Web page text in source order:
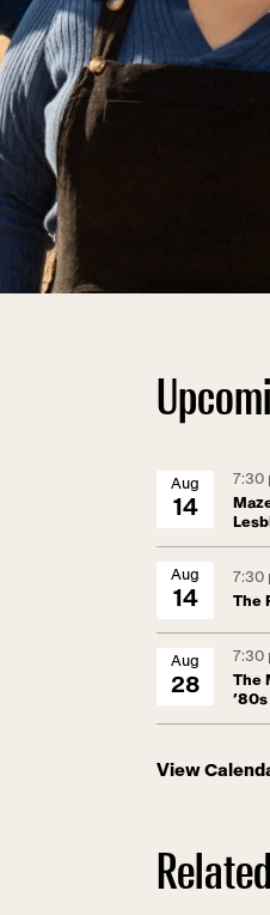
Aug
14
7:30
Aug
14
7:30
The
Aug
28
7:30
The
View